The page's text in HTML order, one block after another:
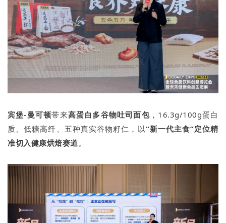
宾堡-曼可顿带来高蛋白多谷物吐司面包，16.3g/100g蛋白
质、低糖高纤、五种真实谷物籽仁，以“新一代主食”定位精
准切入健康烘焙赛道。